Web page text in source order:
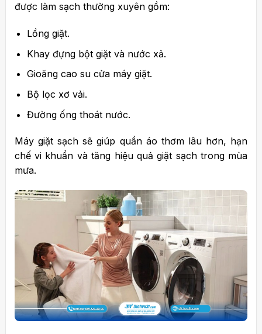
được làm sạch thường xuyên gồm:
Lồng giặt.
Khay đựng bột giặt và nước xả.
Gioăng cao su cửa máy giặt.
Bộ lọc xơ vải.
Đường ống thoát nước.
Máy giặt sạch sẽ giúp quần áo thơm lâu hơn, hạn
chế vi khuẩn và tăng hiệu quả giặt sạch trong mùa
mưa.